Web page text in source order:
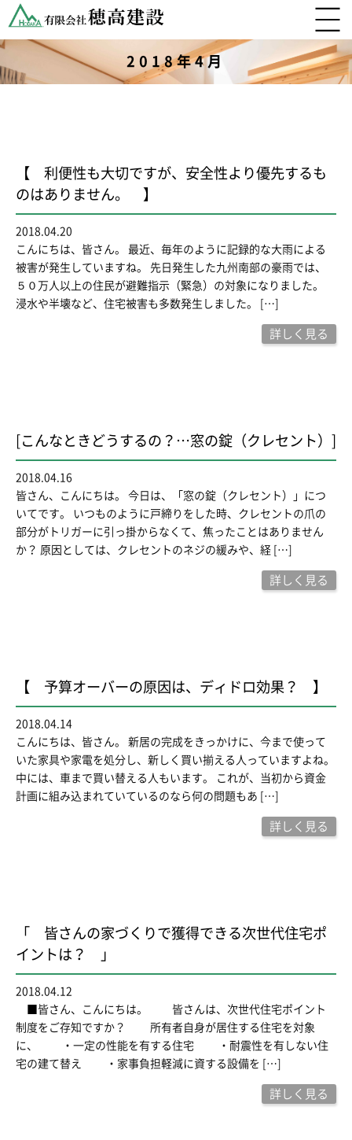
2018年4月
【 利便性も大切ですが、安全性より優先するも
のはありません。 】
2018.04.20
こんにちは、皆さん。 最近、毎年のように記録的な大雨による
被害が発生していますね。 先日発生した九州南部の豪雨では、
５０万人以上の住民が避難指示（緊急）の対象になりました。
浸水や半壊など、住宅被害も多数発生しました。 […]
詳しく見る
[こんなときどうするの？…窓の錠（クレセント）]
2018.04.16
皆さん、こんにちは。 今日は、「窓の錠（クレセント）」につ
いてです。 いつものように戸締りをした時、クレセントの爪の
部分がトリガーに引っ掛からなくて、焦ったことはありません
か？ 原因としては、クレセントのネジの緩みや、経 […]
詳しく見る
【 予算オーバーの原因は、ディドロ効果？ 】
2018.04.14
こんにちは、皆さん。 新居の完成をきっかけに、今まで使って
いた家具や家電を処分し、新しく買い揃える人っていますよね。
中には、車まで買い替える人もいます。 これが、当初から資金
計画に組み込まれていているのなら何の問題もあ […]
詳しく見る
「 皆さんの家づくりで獲得できる次世代住宅ポ
イントは？ 」
2018.04.12
■皆さん、こんにちは。 皆さんは、次世代住宅ポイント
制度をご存知ですか？ 所有者自身が居住する住宅を対象
に、 ・一定の性能を有する住宅 ・耐震性を有しない住
宅の建て替え ・家事負担軽減に資する設備を […]
詳しく見る